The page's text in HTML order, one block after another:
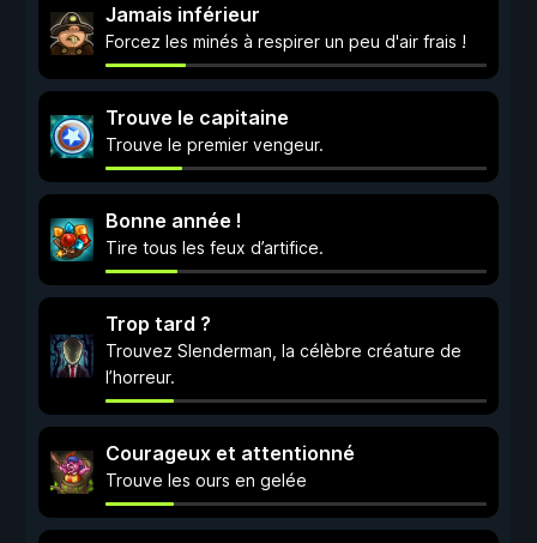
Jamais inférieur
Forcez les minés à respirer un peu d'air frais !
Trouve le capitaine
Trouve le premier vengeur.
Bonne année !
Tire tous les feux d’artifice.
Trop tard ?
Trouvez Slenderman, la célèbre créature de
l’horreur.
Courageux et attentionné
Trouve les ours en gelée